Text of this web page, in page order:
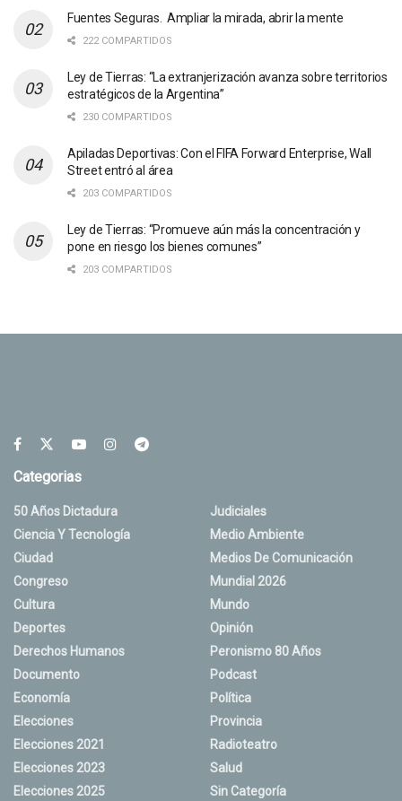
Fuentes Seguras. Ampliar la mirada, abrir la mente
222 COMPARTIDOS
Ley de Tierras: “La extranjerización avanza sobre territorios
estratégicos de la Argentina”
230 COMPARTIDOS
Apiladas Deportivas: Con el FIFA Forward Enterprise, Wall
Street entró al área
203 COMPARTIDOS
Ley de Tierras: “Promueve aún más la concentración y
pone en riesgo los bienes comunes”
203 COMPARTIDOS
Categorias
50 Años Dictadura
Ciencia Y Tecnología
Ciudad
Congreso
Cultura
Deportes
Derechos Humanos
Documento
Economía
Elecciones
Elecciones 2021
Elecciones 2023
Elecciones 2025
Judiciales
Medio Ambiente
Medios De Comunicación
Mundial 2026
Mundo
Opinión
Peronismo 80 Años
Podcast
Política
Provincia
Radioteatro
Salud
Sin Categoría